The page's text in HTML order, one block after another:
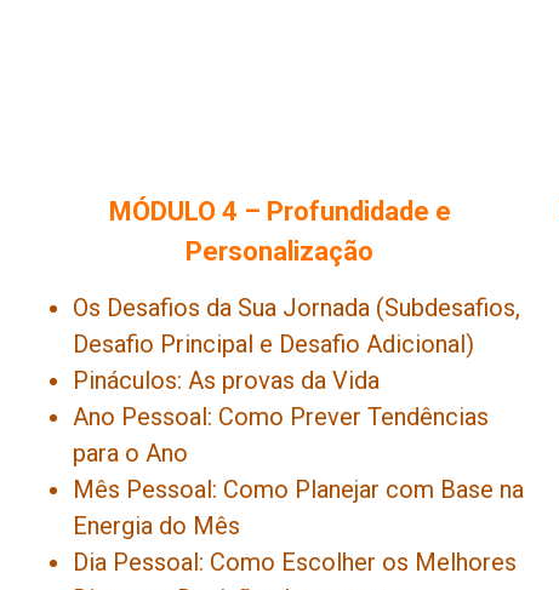
MÓDULO 4 – Profundidade e
Personalização
Os Desafios da Sua Jornada (Subdesafios,
Desafio Principal e Desafio Adicional)
Pináculos: As provas da Vida
Ano Pessoal: Como Prever Tendências
para o Ano
Mês Pessoal: Como Planejar com Base na
Energia do Mês
Dia Pessoal: Como Escolher os Melhores